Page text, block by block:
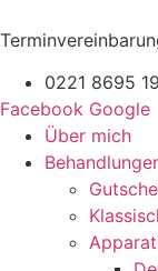
Inhalt
0221 8695
Facebook Google
Über mich